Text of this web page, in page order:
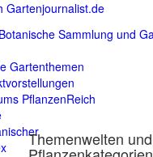
Gartenjournalist.de
Gartenthemen
PflanzenReich
Themenwelten und